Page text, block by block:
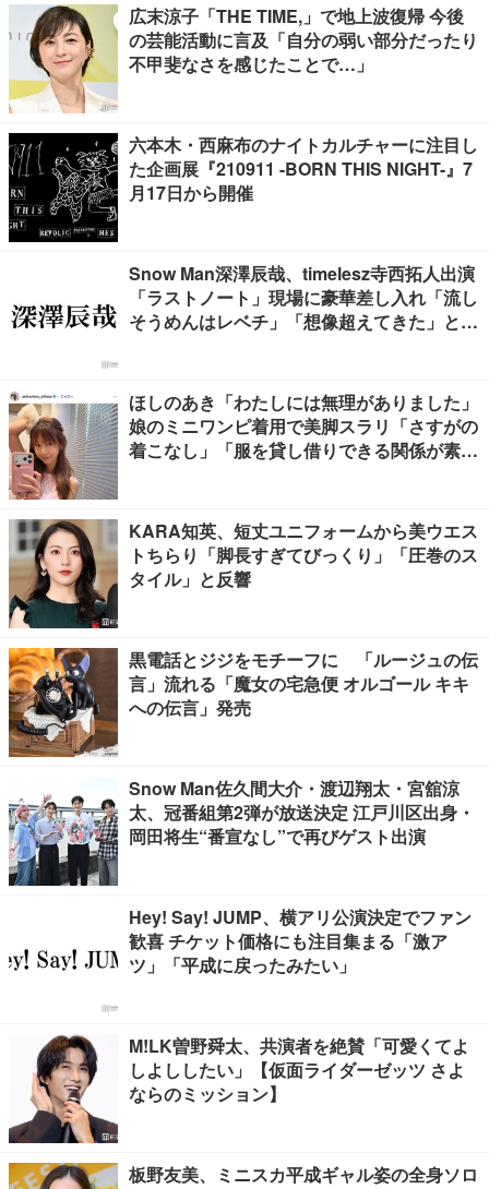
広末涼子「THE TIME,」で地上波復帰 今後
の芸能活動に言及「自分の弱い部分だったり
不甲斐なさを感じたことで…」
六本木・西麻布のナイトカルチャーに注目し
た企画展『210911 -BORN THIS NIGHT-』7
月17日から開催
Snow Man深澤辰哉、timelesz寺西拓人出演
「ラストノート」現場に豪華差し入れ「流し
そうめんはレベチ」「想像超えてきた」と絶
ほしのあき「わたしには無理がありました」
娘のミニワンピ着用で美脚スラリ「さすがの
着こなし」「服を貸し借りできる関係が素
KARA知英、短丈ユニフォームから美ウエス
トちらり「脚長すぎてびっくり」「圧巻のス
タイル」と反響
黒電話とジジをモチーフに 「ルージュの伝
言」流れる「魔女の宅急便 オルゴール キキ
への伝言」発売
Snow Man佐久間大介・渡辺翔太・宮舘涼
太、冠番組第2弾が放送決定 江戸川区出身・
岡田将生“番宣なし”で再びゲスト出演
Hey! Say! JUMP、横アリ公演決定でファン
歓喜 チケット価格にも注目集まる「激ア
ツ」「平成に戻ったみたい」
M!LK曽野舜太、共演者を絶賛「可愛くてよ
しよししたい」【仮面ライダーゼッツ さよ
ならのミッション】
板野友美、ミニスカ平成ギャル姿の全身ソロ